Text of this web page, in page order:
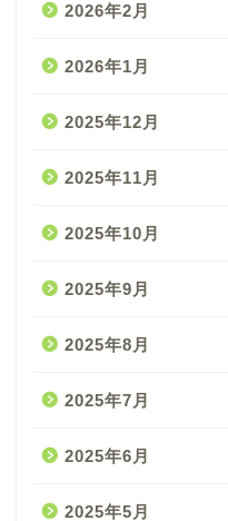
2026年2月
2026年1月
2025年12月
2025年11月
2025年10月
2025年9月
2025年8月
2025年7月
2025年6月
2025年5月